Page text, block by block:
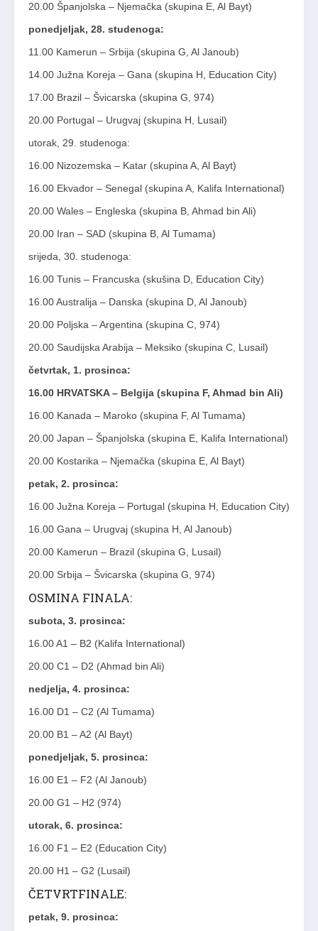
20.00 Španjolska – Njemačka (skupina E, Al Bayt)
ponedjeljak, 28. studenoga:
11.00 Kamerun – Srbija (skupina G, Al Janoub)
14.00 Južna Koreja – Gana (skupina H, Education City)
17.00 Brazil – Švicarska (skupina G, 974)
20.00 Portugal – Urugvaj (skupina H, Lusail)
utorak, 29. studenoga:
16.00 Nizozemska – Katar (skupina A, Al Bayt)
16.00 Ekvador – Senegal (skupina A, Kalifa International)
20.00 Wales – Engleska (skupina B, Ahmad bin Ali)
20.00 Iran – SAD (skupina B, Al Tumama)
srijeda, 30. studenoga:
16.00 Tunis – Francuska (skušina D, Education City)
16.00 Australija – Danska (skupina D, Al Janoub)
20.00 Poljska – Argentina (skupina C, 974)
20.00 Saudijska Arabija – Meksiko (skupina C, Lusail)
četvrtak, 1. prosinca:
16.00 HRVATSKA – Belgija (skupina F, Ahmad bin Ali)
16.00 Kanada – Maroko (skupina F, Al Tumama)
20.00 Japan – Španjolska (skupina E, Kalifa International)
20.00 Kostarika – Njemačka (skupina E, Al Bayt)
petak, 2. prosinca:
16.00 Južna Koreja – Portugal (skupina H, Education City)
16.00 Gana – Urugvaj (skupina H, Al Janoub)
20.00 Kamerun – Brazil (skupina G, Lusail)
20.00 Srbija – Švicarska (skupina G, 974)
OSMINA FINALA:
subota, 3. prosinca:
16.00 A1 – B2 (Kalifa International)
20.00 C1 – D2 (Ahmad bin Ali)
nedjelja, 4. prosinca:
16.00 D1 – C2 (Al Tumama)
20.00 B1 – A2 (Al Bayt)
ponedjeljak, 5. prosinca:
16.00 E1 – F2 (Al Janoub)
20.00 G1 – H2 (974)
utorak, 6. prosinca:
16.00 F1 – E2 (Education City)
20.00 H1 – G2 (Lusail)
ČETVRTFINALE:
petak, 9. prosinca: